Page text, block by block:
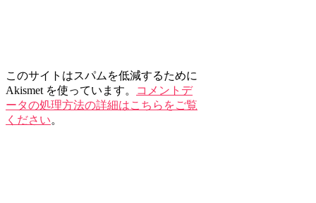
このサイトはスパムを低減するために
Akismet を使っています。
コメントデ
ータの処理方法の詳細はこちらをご覧
ください。